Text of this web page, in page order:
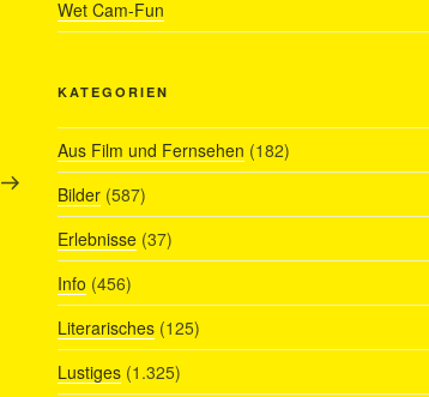
Nächster
Beitrag
Wet Cam-Fun
KATEGORIEN
Aus Film und Fernsehen (182)
Bilder(587)
Erlebnisse(37)
Info (456)
Literarisches(125)
Lustiges(1.325)